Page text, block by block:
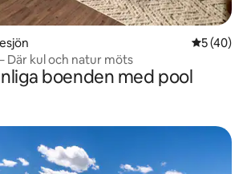
5 av 5 i
5 (40)
Där kul och natur möts
boenden med pool